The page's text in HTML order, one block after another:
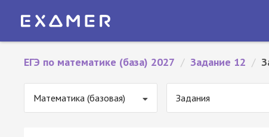
ЕГЭ по математике (база) 2027 / Задание 12 /
Математика (базовая) Задания